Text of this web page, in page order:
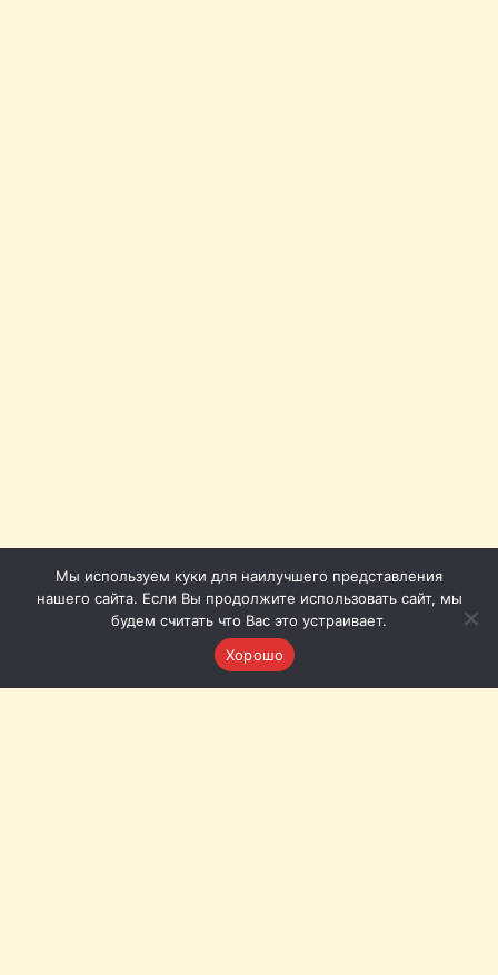
Мы используем куки для наилучшего представления
нашего сайта. Если Вы продолжите использовать сайт, мы
будем считать что Вас это устраивает.
Хорошо